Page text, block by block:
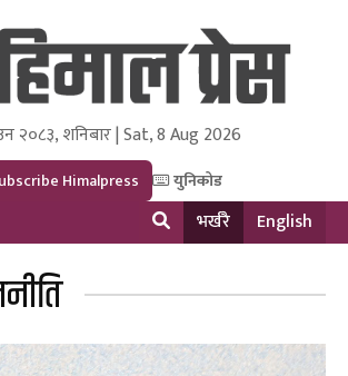
Media and Research Pvt Ltd.
२०८३, शनिबार | Sat, 8 Aug 2026
Himalpress युनिकोड
भर्खरै English